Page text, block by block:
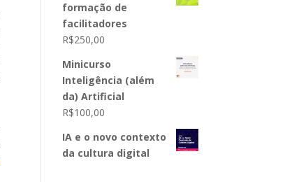
formação de
facilitadores
R$250,00
Minicurso
Inteligência (além
da) Artificial
R$100,00
IA e o novo contexto
da cultura digital